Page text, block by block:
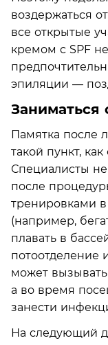
воздержаться
все открытые
кремом с SPF
эпиляции —
Заниматься
Памятка после
такой пункт,
Специалисты
после
тренировками
(например,
плавать в
потоотделение
может
а во время
занести
На следующий